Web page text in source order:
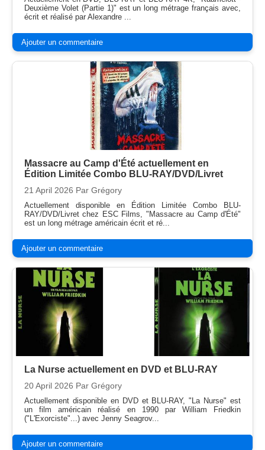
Deuxième Volet (Partie 1)" est un long métrage français avec,
écrit et réalisé par Alexandre ...
Ajouter un commentaire
Massacre au Camp d'Été actuellement en
Édition Limitée Combo BLU-RAY/DVD/Livret
21 April 2026 Par Grégory
Actuellement disponible en Édition Limitée Combo BLU-
RAY/DVD/Livret chez ESC Films, "Massacre au Camp d'Été"
est un long métrage américain écrit et ré...
Ajouter un commentaire
La Nurse actuellement en DVD et BLU-RAY
20 April 2026 Par Grégory
Actuellement disponible en DVD et BLU-RAY, "La Nurse" est
un film américain réalisé en 1990 par William Friedkin
("L'Exorciste"...) avec Jenny Seagrov...
Ajouter un commentaire